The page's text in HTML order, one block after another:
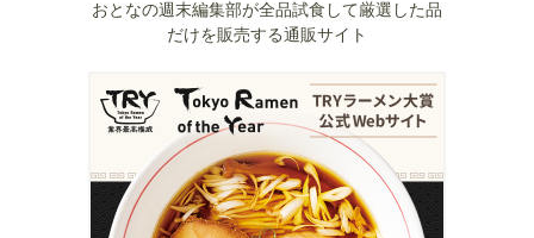
おとなの週末編集部が全品試食して厳選した品
だけを販売する通販サイト